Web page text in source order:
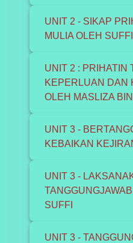
UNIT 2 - SIKAP
MULIA OLEH SUFFI
UNIT 2 : PRIHATIN
KEPERLUAN DAN
OLEH MASLIZA
UNIT 3 -
KEBAIKAN
UNIT 3 -
SUFFI
UNIT 3 -